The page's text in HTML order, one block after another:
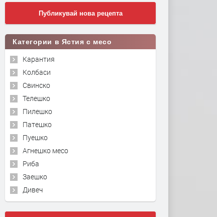
Публикувай нова рецепта
Категории в Ястия с месо
Карантия
Колбаси
Свинско
Телешко
Пилешко
Патешко
Пуешко
Агнешко месо
Риба
Заешко
Дивеч